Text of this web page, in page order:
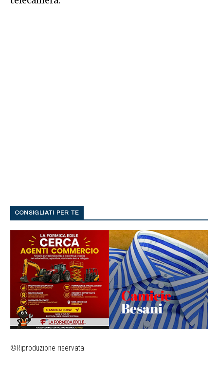
CONSIGLIATI PER TE
©Riproduzione riservata